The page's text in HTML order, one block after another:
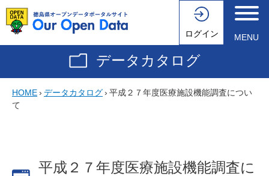
ログイン MENU
データカタログ
HOME› データカタログ› 平成２７年度医療施設機能調査につい
て
平成２７年度医療施設機能調査に